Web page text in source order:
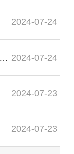
2024-07-24
装饰艺术家用隔断墙通电深雕浮雕玻璃 2024-07-24
2024-07-23
2024-07-23